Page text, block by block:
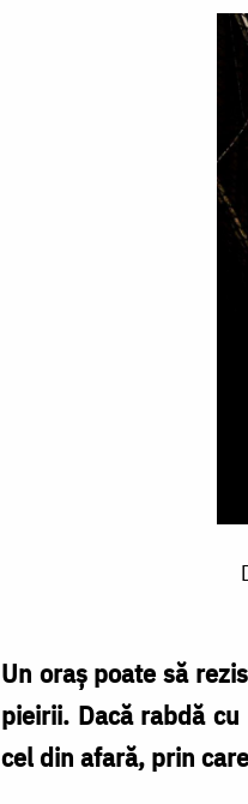
Un oraș poate să
pieirii. Dacă rabdă
cel din afară, prin